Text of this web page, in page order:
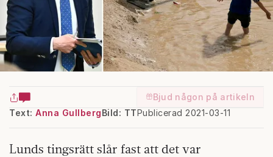
Bjud någon på artikeln
Text: Anna Gullberg Publicerad 2021-03-11
Bild: TT
Lunds tingsrätt slår fast att det var